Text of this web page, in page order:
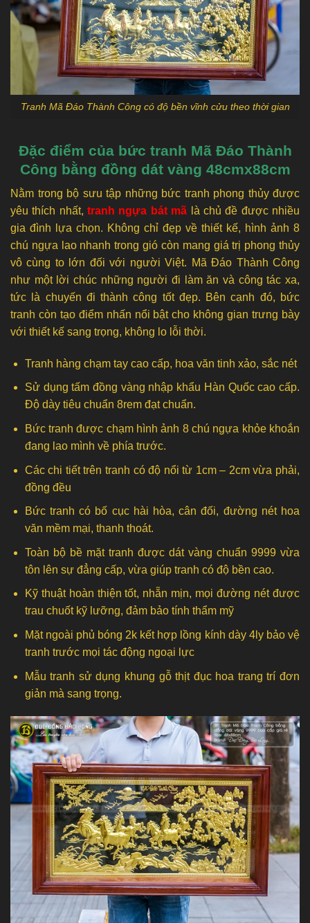
Tranh Mã Đáo Thành Công có độ bền vĩnh cửu theo thời gian
Đặc điểm của bức tranh Mã Đáo Thành
Công bằng đồng dát vàng 48cmx88cm
Nằm trong bộ sưu tập những bức tranh phong thủy được
yêu thích nhất, tranh ngựa bát mã là chủ đề được nhiều
gia đình lựa chọn. Không chỉ đẹp về thiết kế, hình ảnh 8
chú ngựa lao nhanh trong gió còn mang giá trị phong thủy
vô cùng to lớn đối với người Việt. Mã Đáo Thành Công
như một lời chúc những người đi làm ăn và công tác xa,
tức là chuyến đi thành công tốt đẹp. Bên cạnh đó, bức
tranh còn tạo điểm nhấn nổi bật cho không gian trưng bày
với thiết kế sang trọng, không lo lỗi thời.
Tranh hàng chạm tay cao cấp, hoa văn tinh xảo, sắc nét
Sử dụng tấm đồng vàng nhập khẩu Hàn Quốc cao cấp.
Độ dày tiêu chuẩn 8rem đạt chuẩn.
Bức tranh được chạm hình ảnh 8 chú ngựa khỏe khoắn
đang lao mình về phía trước.
Các chi tiết trên tranh có độ nổi từ 1cm – 2cm vừa phải,
đồng đều
Bức tranh có bố cục hài hòa, cân đối, đường nét hoa
văn mềm mại, thanh thoát.
Toàn bộ bề mặt tranh được dát vàng chuẩn 9999 vừa
tôn lên sự đẳng cấp, vừa giúp tranh có độ bền cao.
Kỹ thuật hoàn thiện tốt, nhẵn mịn, mọi đường nét được
trau chuốt kỹ lưỡng, đảm bảo tính thẩm mỹ
Mặt ngoài phủ bóng 2k kết hợp lồng kính dày 4ly bảo vệ
tranh trước mọi tác động ngoại lực
Mẫu tranh sử dụng khung gỗ thịt đục hoa trang trí đơn
giản mà sang trọng.